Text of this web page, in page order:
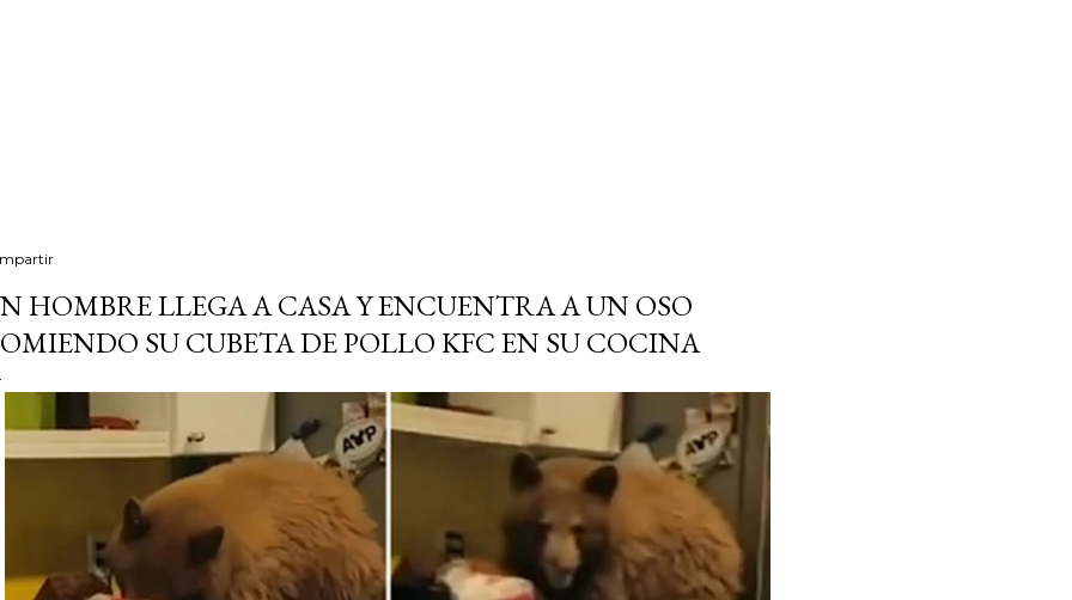
HOMBRE LLEGA A CASA Y ENCUENTRA A UN OSO
SU CUBETA DE POLLO KFC EN SU COCINA